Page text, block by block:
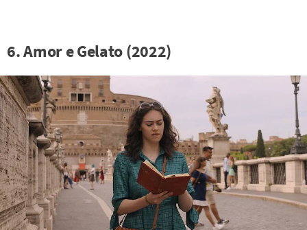
6. Amor e Gelato (2022)